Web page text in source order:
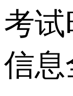
考
信息